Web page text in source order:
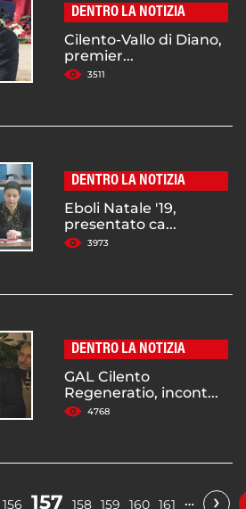
DENTRO LA NOTIZIA
Cilento-Vallo di Diano,
premier...
3511
DENTRO LA NOTIZIA
Eboli Natale '19,
presentato ca...
3973
DENTRO LA NOTIZIA
GAL Cilento
Regeneratio, incont...
4768
156 157 158 159 160 161 … ›